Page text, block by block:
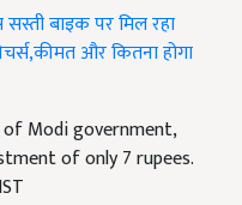
बाइक पर मिल रहा
और कितना होगा
Modi government,
of only 7 rupees.